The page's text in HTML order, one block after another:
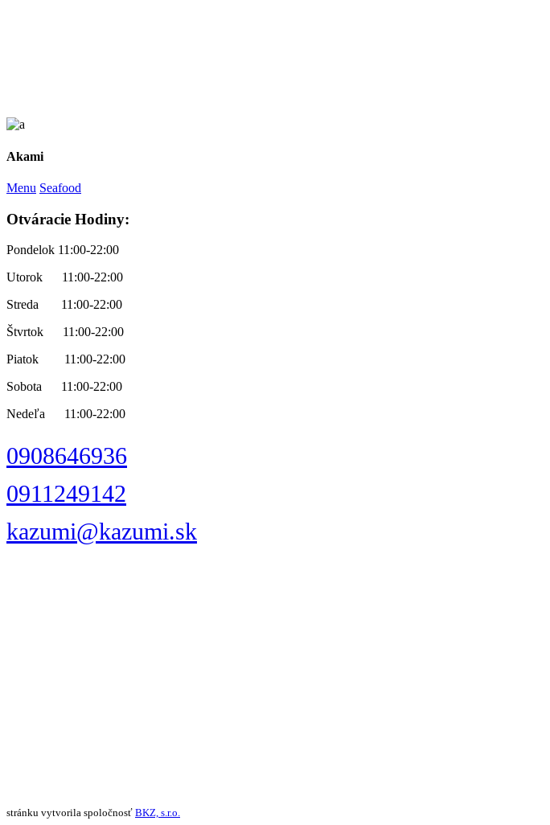
Akami
Menu Seafood
Otváracie Hodiny:
Pondelok 11:00-22:00
Utorok 11:00-22:00
Streda 11:00-22:00
Štvrtok 11:00-22:00
Piatok 11:00-22:00
Sobota 11:00-22:00
Nedeľa 11:00-22:00
0908646936
0911249142
kazumi@kazumi.sk
stránku vytvorila spoločnosť BKZ, s.r.o.